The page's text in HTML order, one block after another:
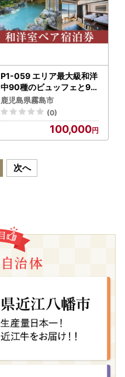
P1-059 エリア最大級和洋
中90種のビュッフェと9種
の温泉で癒やされるペア宿
泊券（2名様1室・1泊2日2
食付き・要予約）【霧島国
際ホテル】霧島市 温泉 か
け流し ホテル 食事付 宿泊
鹿児島県霧島市
(0)
100,000
次へ